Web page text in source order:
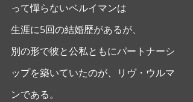
って憚らないベルイマンは
生涯に5回の結婚歴があるが、
別の形で彼と公私ともにパートナーシ
ップを築いていたのが、リヴ・ウルマ
ンである。